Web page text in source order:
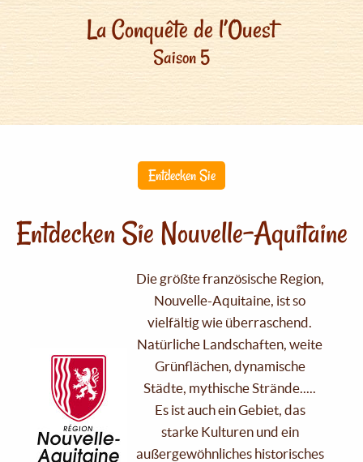
La Conquête de l’Ouest
Saison 5
Entdecken Sie
Entdecken Sie Nouvelle-Aquitaine
Die größte französische Region,
Nouvelle-Aquitaine, ist so
vielfältig wie überraschend.
Natürliche Landschaften, weite
Grünflächen, dynamische
Städte, mythische Strände.....
Es ist auch ein Gebiet, das
starke Kulturen und ein
außergewöhnliches historisches